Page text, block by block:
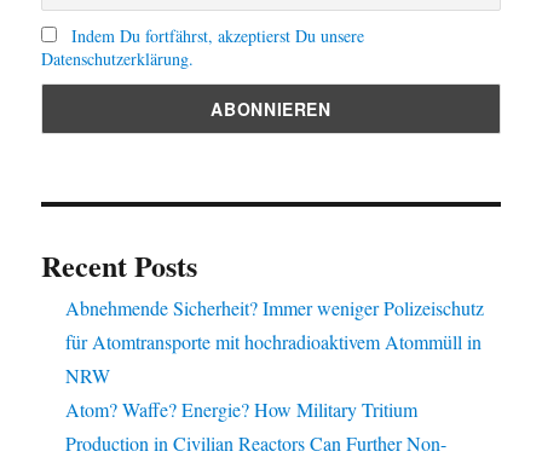
Indem Du fortfährst, akzeptierst Du unsere
Datenschutzerklärung.
Recent Posts
Abnehmende Sicherheit? Immer weniger Polizeischutz
für Atomtransporte mit hochradioaktivem Atommüll in
NRW
Atom? Waffe? Energie? How Military Tritium
Production in Civilian Reactors Can Further Non-